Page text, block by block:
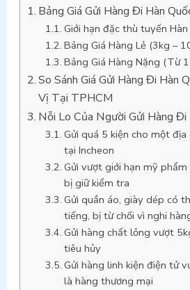
Bảng Giá Gửi Hàng Đi Hàn
Giới hạn đặc thù tuyến Hàn
Bảng Giá Hàng Lẻ (3kg –
Bảng Giá Hàng Nặng (Từ
So Sánh Giá Gửi Hàng Đi Hàn
Vị Tại TPHCM
Nỗi Lo Của Người Gửi Hàng Đi
Gửi quá 5 kiện cho một địa
tại Incheon
Gửi vượt giới hạn mỹ
bị giữ kiểm tra
Gửi quần áo, giày dép có
tiếng, bị từ chối vì nghi
Gửi hàng chất lỏng vượt
tiêu hủy
Gửi hàng linh kiện điện tử
là hàng thương mại